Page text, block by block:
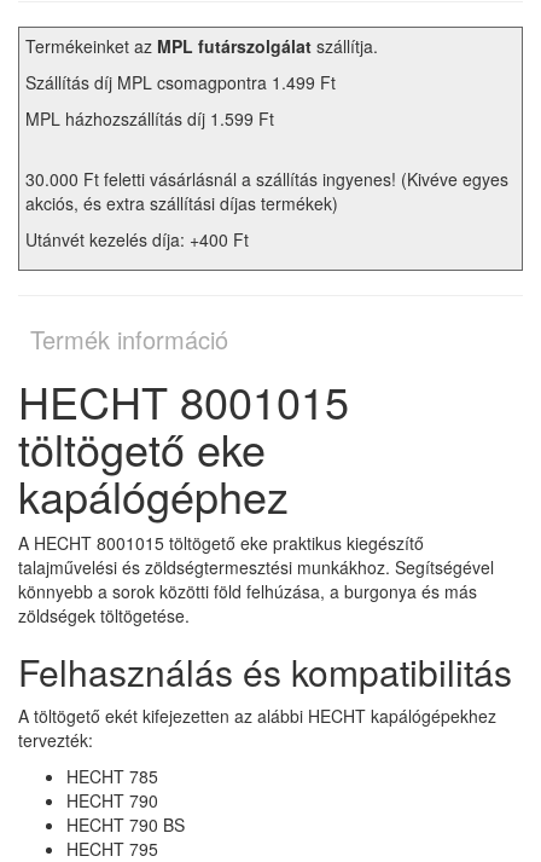
Termékeinket az MPL futárszolgálat szállítja.
Szállítás díj MPL csomagpontra 1.499 Ft
MPL házhozszállítás díj 1.599 Ft
30.000 Ft feletti vásárlásnál a szállítás ingyenes! (Kivéve egyes
akciós, és extra szállítási díjas termékek)
Utánvét kezelés díja: +400 Ft
Termék információ
HECHT 8001015
töltögető eke
kapálógéphez
A HECHT 8001015 töltögető eke praktikus kiegészítő
talajművelési és zöldségtermesztési munkákhoz. Segítségével
könnyebb a sorok közötti föld felhúzása, a burgonya és más
zöldségek töltögetése.
Felhasználás és kompatibilitás
A töltögető ekét kifejezetten az alábbi HECHT kapálógépekhez
tervezték:
HECHT 785
HECHT 790
HECHT 790 BS
HECHT 795